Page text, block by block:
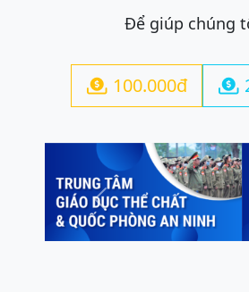
Để giúp chúng
 100.000đ 
Previous